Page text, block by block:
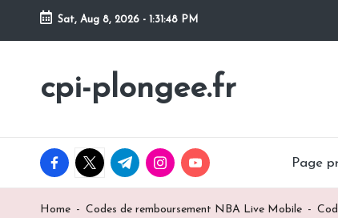
Skip
content
Sat, Aug 8, 2026 - 1:31:49 PM
cpi-plongee.fr
facebook.com
twitter.com
t.me instagram.com
youtube.com Page
Home - Codes de remboursement NBA Live Mobile -